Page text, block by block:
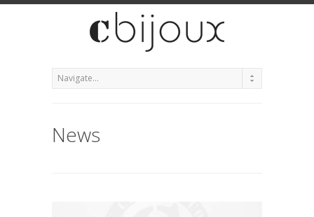
News